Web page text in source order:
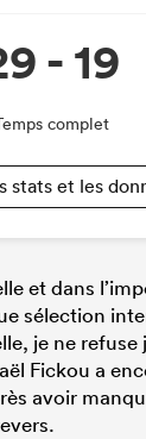
- 19
complet
stats et les
et dans
sélection
je ne
Fickou a
avoir